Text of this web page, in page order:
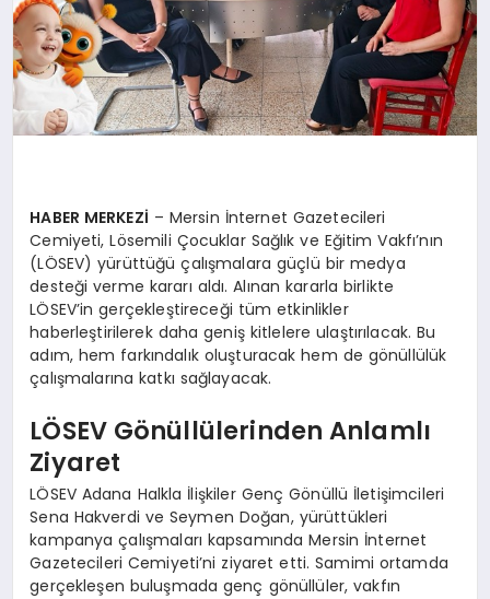
EKONOMI
EĞITIM
HABER MERKEZİ – Mersin İnternet Gazetecileri
Cemiyeti, Lösemili Çocuklar Sağlık ve Eğitim Vakfı’nın
(LÖSEV) yürüttüğü çalışmalara güçlü bir medya
desteği verme kararı aldı. Alınan kararla birlikte
LÖSEV’in gerçekleştireceği tüm etkinlikler
haberleştirilerek daha geniş kitlelere ulaştırılacak. Bu
adım, hem farkındalık oluşturacak hem de gönüllülük
çalışmalarına katkı sağlayacak.
LÖSEV Gönüllülerinden Anlamlı
Ziyaret
LÖSEV Adana Halkla İlişkiler Genç Gönüllü İletişimcileri
Sena Hakverdi ve Seymen Doğan, yürüttükleri
kampanya çalışmaları kapsamında Mersin İnternet
Gazetecileri Cemiyeti’ni ziyaret etti. Samimi ortamda
gerçekleşen buluşmada genç gönüllüler, vakfın